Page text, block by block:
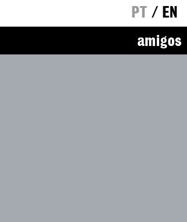
PT / EN
amigos